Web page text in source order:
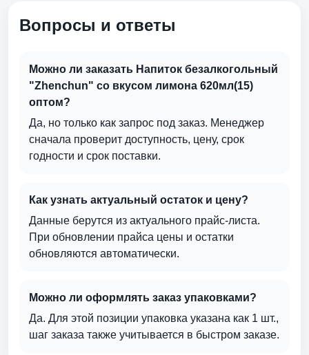
Вопросы и ответы
Можно ли заказать Напиток безалкогольный
"Zhenchun" со вкусом лимона 620мл(15)
оптом?
Да, но только как запрос под заказ. Менеджер
сначала проверит доступность, цену, срок
годности и срок поставки.
Как узнать актуальный остаток и цену?
Данные берутся из актуального прайс-листа.
При обновлении прайса цены и остатки
обновляются автоматически.
Можно ли оформлять заказ упаковками?
Да. Для этой позиции упаковка указана как 1 шт.,
шаг заказа также учитывается в быстром заказе.